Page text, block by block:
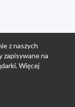
z naszych
zapisywane na
Więcej